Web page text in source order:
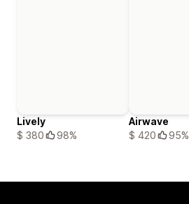
Lively
$ 380
98%
Airwave
$ 420
95%